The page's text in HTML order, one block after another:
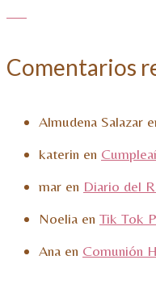
Comentarios
Almudena Salazar
katerin en
mar en Diario del
Noelia en Tik Tok
Ana en Comunión